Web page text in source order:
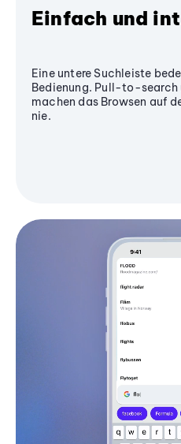
Einfach und
Eine untere Suchleiste
Bedienung. Pull-to-
machen das Browsen auf
nie.